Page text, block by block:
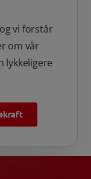
vi forstår
om vår
lykkeligere